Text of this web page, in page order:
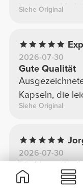
Leistungs-
Siehe Original
2026-07-30
Gute Qualität
Kapseln, die
Siehe Original
2026-07-30
Die beste